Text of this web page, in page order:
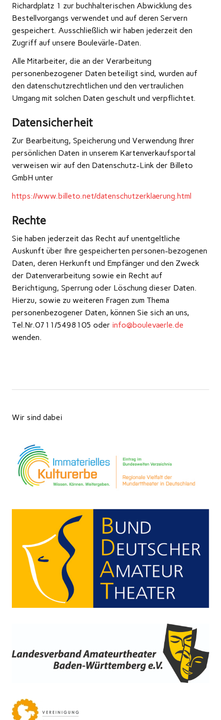
Richardplatz 1 zur buchhalterischen Abwicklung des
Bestellvorgangs verwendet und auf deren Servern
gespeichert. Ausschließlich wir haben jederzeit den
Zugriff auf unsere Boulevärle-Daten.
Alle Mitarbeiter, die an der Verarbeitung
personenbezogener Daten beteiligt sind, wurden auf
den datenschutzrechtlichen und den vertraulichen
Umgang mit solchen Daten geschult und verpflichtet.
Datensicherheit
Zur Bearbeitung, Speicherung und Verwendung Ihrer
persönlichen Daten in unserem Kartenverkaufsportal
verweisen wir auf den Datenschutz-Link der Billeto
GmbH unter
https://www.billeto.net/datenschutzerklaerung.html
Rechte
Sie haben jederzeit das Recht auf unentgeltliche
Auskunft über Ihre gespeicherten personen-bezogenen
Daten, deren Herkunft und Empfänger und den Zweck
der Datenverarbeitung sowie ein Recht auf
Berichtigung, Sperrung oder Löschung dieser Daten.
Hierzu, sowie zu weiteren Fragen zum Thema
personenbezogener Daten, können Sie sich an uns,
Tel.Nr.0711/5498105 oder info@boulevaerle.de
wenden.
Wir sind dabei